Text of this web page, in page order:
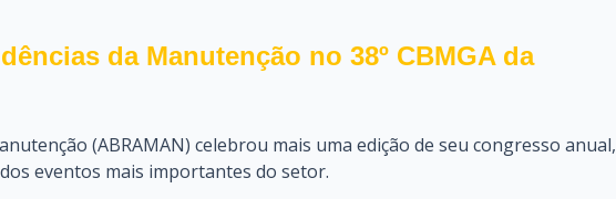
da Manutenção no 38º CBMGA da
(ABRAMAN) celebrou mais uma edição de seu congresso anual,
eventos mais importantes do setor.